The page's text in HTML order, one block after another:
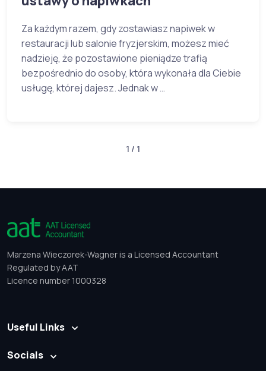
Za każdym razem, gdy zostawiasz napiwek w
restauracji lub salonie fryzjerskim, możesz mieć
nadzieję, że pozostawione pieniądze trafią
bezpośrednio do osoby, która wykonała dla Ciebie
usługę, której dajesz. Jednak w …
1 / 1
Marzena Wieczorek-Wagner is a Licensed Accountant
Regulated by AAT
Licence number 1000328
Useful Links
Socials